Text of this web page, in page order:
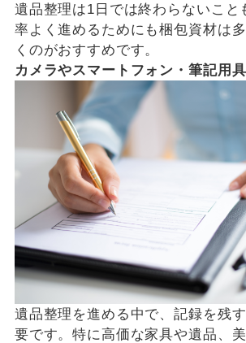
遺品整理は1日では終わらないこと
率よく進めるためにも梱包資材は
くのがおすすめです。
カメラやスマートフォン・筆記用
遺品整理を進める中で、記録を残
要です。特に高価な家具や遺品、